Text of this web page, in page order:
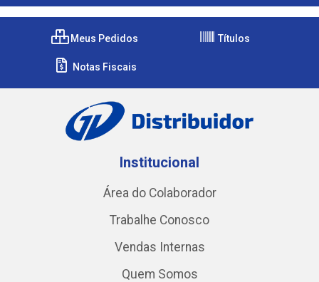
Meus Pedidos Títulos
Notas Fiscais
Institucional
Área do Colaborador
Trabalhe Conosco
Vendas Internas
Quem Somos